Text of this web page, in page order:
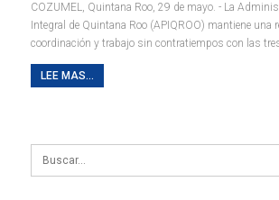
COZUMEL, Quintana Roo, 29 de mayo. - La
Integral de Quintana Roo (APIQROO) mantiene una
coordinación y trabajo sin contratiempos con las
LEE MAS...